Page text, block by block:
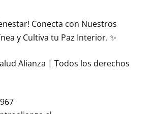
Conecta con Nuestros
y Cultiva tu Paz Interior. ✨
Alianza | Todos los derechos